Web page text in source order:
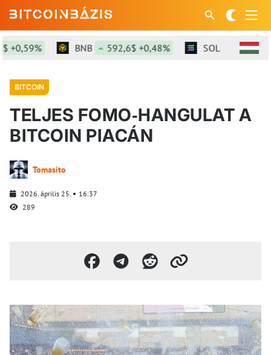
BNB 592,6$ +0,48% SOL 73,81$ +1,55%
BITCOIN
TELJES FOMO‑HANGULAT A
BITCOIN PIACÁN
Tomasito
2026. április 25.
16:37
289